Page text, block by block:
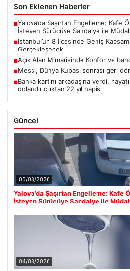
Son Eklenen Haberler
■Yalova’da Şaşırtan Engelleme: Kafe
İsteyen Sürücüye Sandalye ile
■İstanbul’un 8 İlçesinde Geniş
Gerçekleşecek
■Açık Alan Mimarisinde Konfor ve
■Messi, Dünya Kupası sonrası geri
■Banka kartını arkadaşına verdi,
dolandırıcılıktan 22 yıl hapis
Güncel
05/08/2026
Yalova’da Şaşırtan Engelleme: Kafe
İsteyen Sürücüye Sandalye ile
04/08/2026